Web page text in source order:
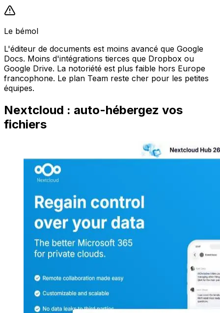
Le bémol
L'éditeur de documents est moins avancé que Google
Docs. Moins d'intégrations tierces que Dropbox ou
Google Drive. La notoriété est plus faible hors Europe
francophone. Le plan Team reste cher pour les petites
équipes.
Nextcloud : auto-hébergez vos
fichiers